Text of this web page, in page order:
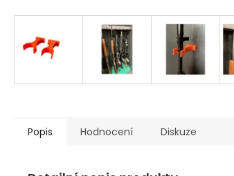
Popis Hodnocení Diskuze